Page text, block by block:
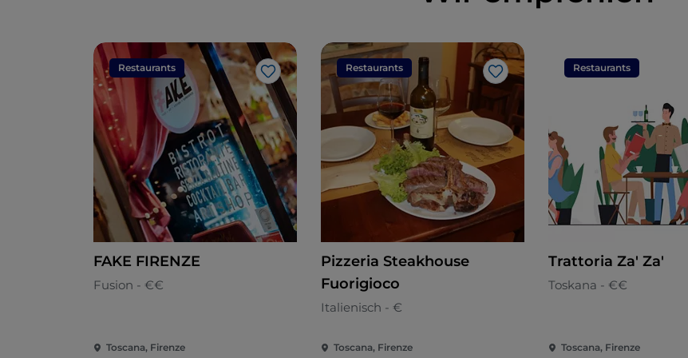
Restaurants
Like
FAKE FIRENZE
Fusion - €€
Toscana, Firenze
Restaurants
Like
Pizzeria Steakhouse
Fuorigioco
Italienisch - €
Toscana, Firenze
Restaurants
Trattoria Za' Za'
Toskana - €€
Toscana, Firenze